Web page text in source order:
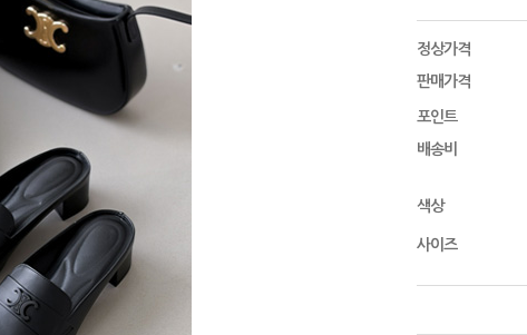
정상가격
판매가격
포인트
배송비
색상
사이즈